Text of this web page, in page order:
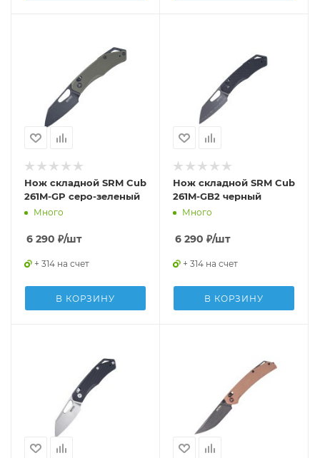
Нож складной SRM Cub
261M-GP серо-зеленый
Много
6 290 ₽/шт
+ 314 на счет
В КОРЗИНУ
Нож складной SRM Cub
261M-GB2 черный
Много
6 290 ₽/шт
+ 314 на счет
В КОРЗИНУ